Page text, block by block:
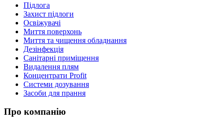
Підлога
Захист підлоги
Освіжувачі
Миття поверхонь
Миття та чищення обладнання
Дезінфекція
Санітарні приміщення
Видалення плям
Концентрати Profit
Системи дозування
Засоби для прання
Про компанію